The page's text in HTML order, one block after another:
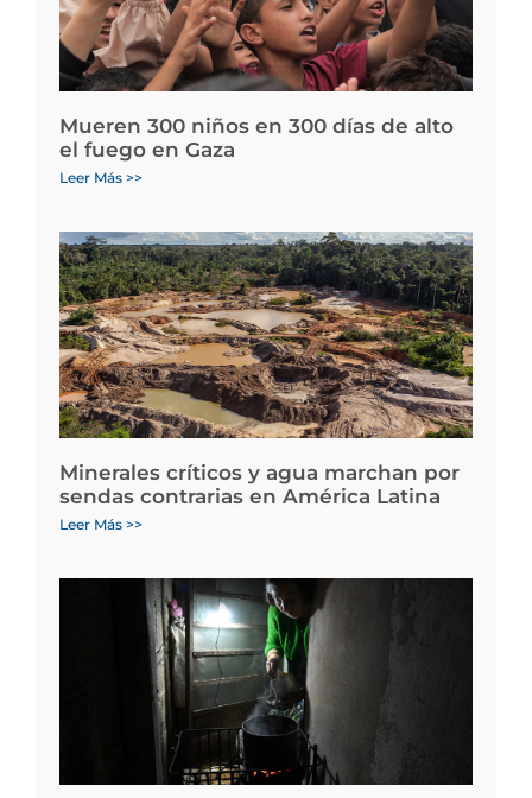
Mueren 300 niños en 300 días de alto
el fuego en Gaza
Leer Más >>
Minerales críticos y agua marchan por
sendas contrarias en América Latina
Leer Más >>